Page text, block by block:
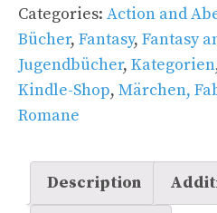
Categories: Action and
Bücher, Fantasy, Fantasy
Jugendbücher, Kategorien
Kindle-Shop, Märchen,
Romane
Description